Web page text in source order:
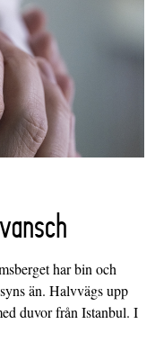
har bin och
än. Halvvägs upp
duvor från Istanbul. I